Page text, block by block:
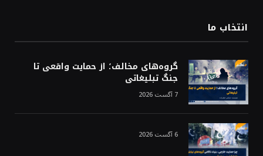
انتخاب ما
گروه‌های مخالف؛ از حمایت واقعی تا
جنگ تبلیغاتی
7 آگست 2026
6 آگست 2026